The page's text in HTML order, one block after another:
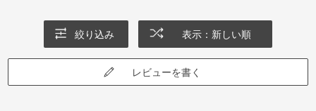
絞り込み 表示：新しい順
レビューを書く